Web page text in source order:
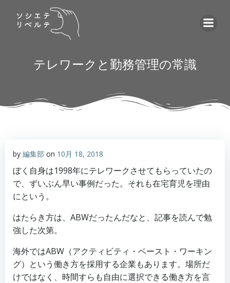
へ
キ
ッ
テレワークと勤務管理の常識
by 編集部 on 10月 18, 2018
ぼく自身は1998年にテレワークさせてもらっていたの
で、ずいぶん早い事例だった。それも在宅育児を理由
にという。
はたらき方は、ABWだったんだなと、記事を読んで勉
強した次第。
海外ではABW（アクティビティ・ベースト・ワーキン
グ）という働き方を採用する企業もあります。場所だ
けではなく、時間すらも自由に選択できる働き方を言